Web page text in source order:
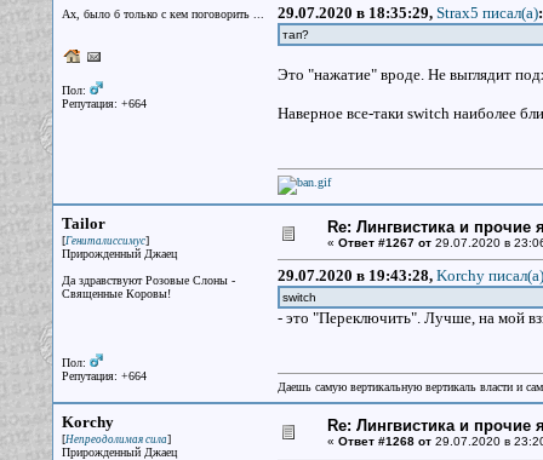
Ах, было б только с кем поговорить ...
Пол:
Репутация: +664
29.07.2020 в 18:35:29, Strax5 писал(a):
тап?
Это "нажатие" вроде. Не выглядит
Наверное все-таки switch наиболее
Tailor
[Гениталиссимус]
Прирожденный Джаец
Да здравствуют Розовые Слоны -
Священные Коровы!
Пол:
Репутация: +664
Re: Лингвистика и прочие
« Ответ #1267 от29.07.2020 в
29.07.2020 в 19:43:28, Korchy писал(a)
switch
- это "Переключить". Лучше, на мой
Даешь самую вертикальную вертикаль власти и
Korchy
[Непреодолимая сила]
Прирожденный Джаец
Re: Лингвистика и прочие
« Ответ #1268 от29.07.2020 в